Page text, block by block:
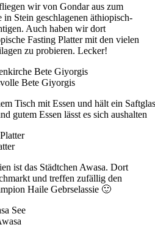
wir von Gondar aus zum
Stein geschlagenen äthiopisch-
Auch haben wir dort
Fasting Platter mit den vielen
zu probieren. Lecker!
Bete Giyorgis
gutem Essen lässt es sich aushalten
ist das Städtchen Awasa. Dort
und treffen zufällig den
Haile Gebrselassie 🙂